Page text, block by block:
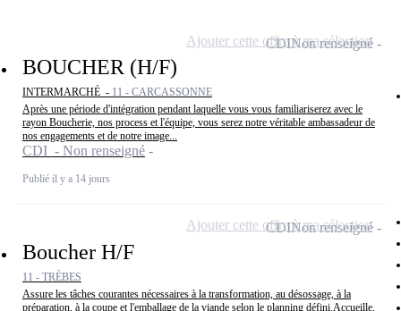
BOUCHER (H/F)
INTERMARCHÉ - 11 - CARCASSONNE
Après une période d'intégration pendant laquelle vous vous familiariserez avec le
rayon Boucherie, nos process et l'équipe, vous serez notre véritable ambassadeur de
nos engagements et de notre image...
CDI - Non renseigné
Publié il y a 14 jours
CDINon renseigné
Ajouter cette offre à ma sélection
Boucher H/F
11 - TRÈBES
Assure les tâches courantes nécessaires à la transformation, au désossage, à la
préparation, à la coupe et l'emballage de la viande selon le planning défini.Accueille,
CDINon renseigné
Ajouter cette offre à ma sélection